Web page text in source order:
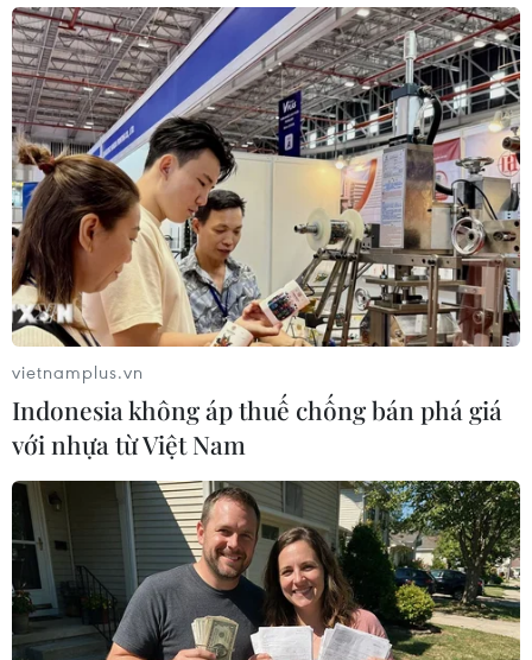
trẻ mắc ung thư
04/08/2026 14:10
Mỹ ghi nhận ca tử vong đầu tiên
trong mùa dịch cyclosporiasis
04/08/2026 07:11
Phát hiện mới về quá trình lão hóa
của con người
02/08/2026 13:31
Sâm Ngọc Linh: Báu vật trong tay,
bao giờ "hóa rồng"?
02/08/2026 11:38
Yếu tố di truyền có thể quyết định
vietnamplus.vn
Indonesia không áp thuế chống bán phá giá
với nhựa từ Việt Nam